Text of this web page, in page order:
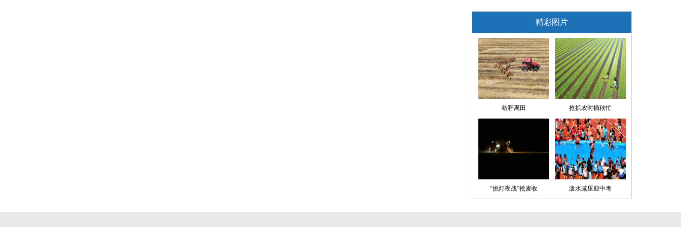
精彩图片
秸秆离田 抢抓农时插秧忙
“挑灯夜战”抢麦收 泼水减压迎中考